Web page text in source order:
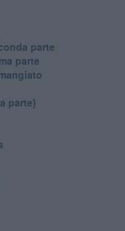
parte
parte
parte)